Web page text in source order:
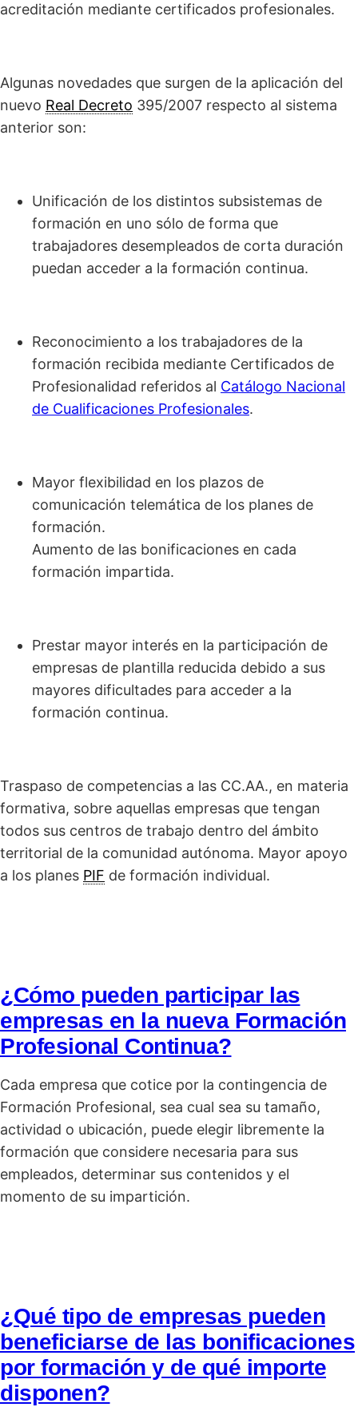
acreditación mediante certificados profesionales.
Algunas novedades que surgen de la aplicación del
nuevo Real Decreto 395/2007 respecto al sistema
anterior son:
Unificación de los distintos subsistemas de
formación en uno sólo de forma que
trabajadores desempleados de corta duración
puedan acceder a la formación continua.
Reconocimiento a los trabajadores de la
formación recibida mediante Certificados de
Profesionalidad referidos al Catálogo Nacional
de Cualificaciones Profesionales.
Mayor flexibilidad en los plazos de
comunicación telemática de los planes de
formación.
Aumento de las bonificaciones en cada
formación impartida.
Prestar mayor interés en la participación de
empresas de plantilla reducida debido a sus
mayores dificultades para acceder a la
formación continua.
Traspaso de competencias a las CC.AA., en materia
formativa, sobre aquellas empresas que tengan
todos sus centros de trabajo dentro del ámbito
territorial de la comunidad autónoma. Mayor apoyo
a los planes PIF de formación individual.
¿Cómo pueden participar las
empresas en la nueva Formación
Profesional Continua?
Cada empresa que cotice por la contingencia de
Formación Profesional, sea cual sea su tamaño,
actividad o ubicación, puede elegir libremente la
formación que considere necesaria para sus
empleados, determinar sus contenidos y el
momento de su impartición.
¿Qué tipo de empresas pueden
beneficiarse de las bonificaciones
por formación y de qué importe
disponen?